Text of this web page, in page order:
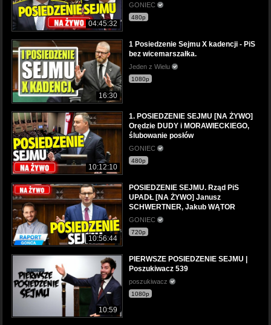
04:45:32
GONIEC
480p
16:30
1 Posiedzenie Sejmu X kadencji - PiS
bez wicemarszałka.
Jeden z Wielu
1080p
10:12:10
1. POSIEDZENIE SEJMU [NA ŻYWO]
Orędzie DUDY i MORAWIECKIEGO,
ślubowanie posłów
GONIEC
480p
10:56:44
POSIEDZENIE SEJMU. Rząd PiS
UPADŁ [NA ŻYWO] Janusz
SCHWERTNER, Jakub WĄTOR
GONIEC
720p
10:59
PIERWSZE POSIEDZENIE SEJMU |
Poszukiwacz 539
poszukiwacz
1080p